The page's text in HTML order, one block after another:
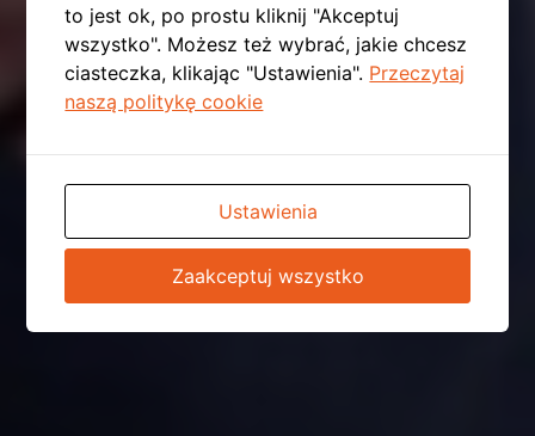
to jest ok, po prostu kliknij "Akceptuj
wszystko". Możesz też wybrać, jakie chcesz
ciasteczka, klikając "Ustawienia". Przeczytaj
naszą politykę cookie
Ustawienia
Zaakceptuj wszystko